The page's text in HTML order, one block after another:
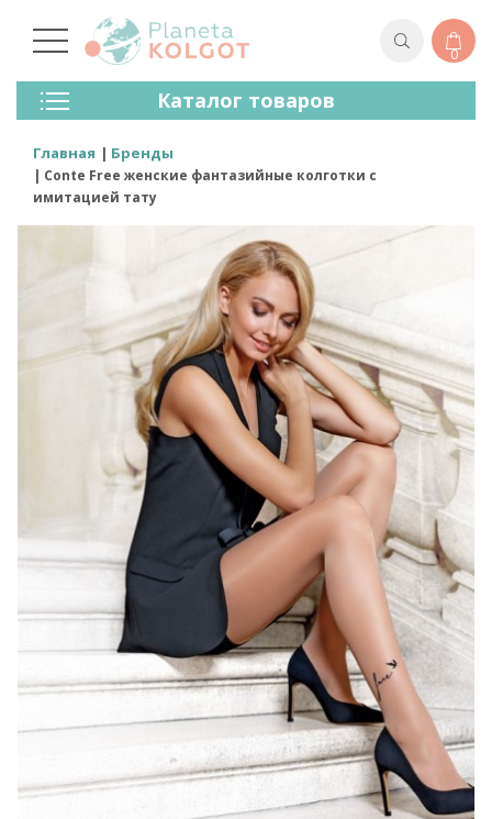
0
Каталог товаров
Колготки
Чулки
Лосины (леггинсы)
Носки И Гольфы
Спортивная Одежда
Главная Бренды
Conte Free женские фантазийные колготки с
имитацией тату